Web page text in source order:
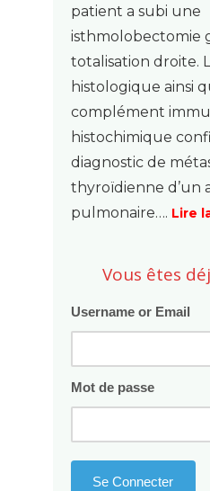
patient a subi une
isthmolobectomie
totalisation droite.
histologique ainsi
complément
histochimique
diagnostic de
thyroïdienne d’un
pulmonaire…. Lire
Vous êtes
Username or Email
Mot de passe